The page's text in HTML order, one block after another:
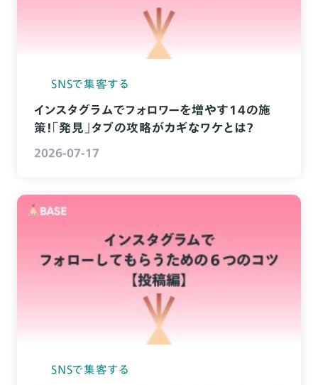
SNSで集客する
インスタグラムでフォロワーを増やす14の施
策！「発見」タブの攻略がカギなワケとは？
2026-07-17
SNSで集客する